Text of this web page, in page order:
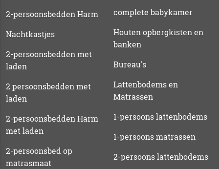
2-persoonsbedden Harm
Nachtkastjes
2-persoonsbedden met
laden
2 persoonsbedden met
laden
2-persoonsbedden Harm
met laden
2-persoonsbed op
matrasmaat
complete babykamer
Houten opbergkisten en
banken
Bureau's
Lattenbodems en
Matrassen
1-persoons lattenbodems
1-persoons matrassen
2-persoons lattenbodems